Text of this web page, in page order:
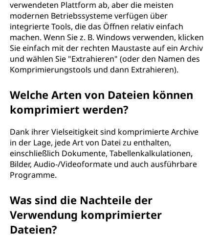
verwendeten Plattform ab, aber die meisten
modernen Betriebssysteme verfügen über
integrierte Tools, die das Öffnen relativ einfach
machen. Wenn Sie z. B. Windows verwenden, klicken
Sie einfach mit der rechten Maustaste auf ein Archiv
und wählen Sie "Extrahieren" (oder den Namen des
Komprimierungstools und dann Extrahieren).
Welche Arten von Dateien können
komprimiert werden?
Dank ihrer Vielseitigkeit sind komprimierte Archive
in der Lage, jede Art von Datei zu enthalten,
einschließlich Dokumente, Tabellenkalkulationen,
Bilder, Audio-/Videoformate und auch ausführbare
Programme.
Was sind die Nachteile der
Verwendung komprimierter
Dateien?